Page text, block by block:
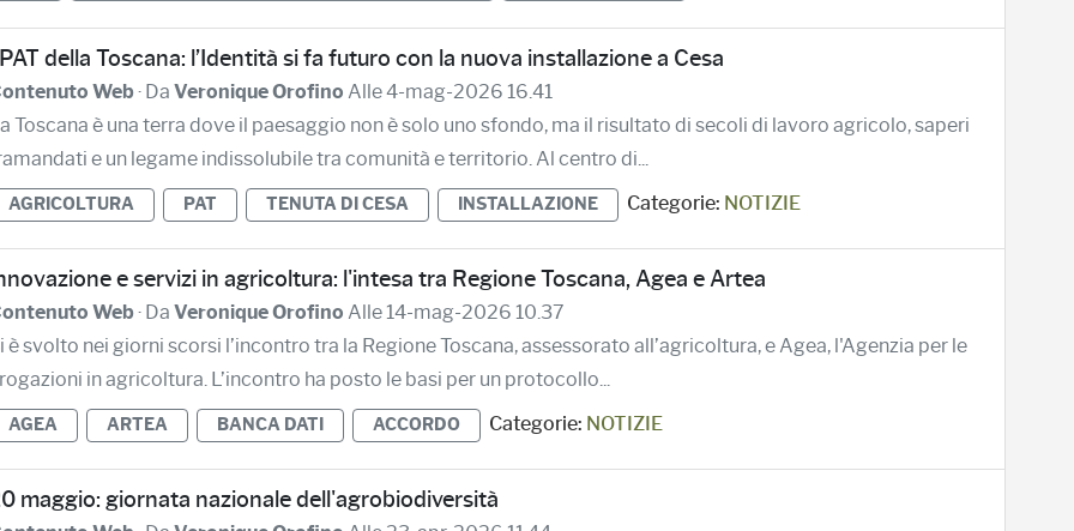
I PAT della Toscana: l’Identità si fa futuro con la nuova installazione a Cesa
Web· Da Veronique Orofino Alle 4-mag-2026 16.41
Toscana è una terra dove il paesaggio non è solo uno sfondo, ma il risultato di secoli di lavoro agricolo, saperi
e un legame indissolubile tra comunità e territorio. Al centro di...
AGRICOLTURA PAT TENUTA DI CESA INSTALLAZIONE Categorie: NOTIZIE
e servizi in agricoltura: l'intesa tra Regione Toscana, Agea e Artea
Web· Da Veronique Orofino Alle 14-mag-2026 10.37
è svolto nei giorni scorsi l’incontro tra la Regione Toscana, assessorato all’agricoltura, e Agea, l'Agenzia per le
in agricoltura. L’incontro ha posto le basi per un protocollo...
AGEA ARTEA BANCA DATI ACCORDO Categorie: NOTIZIE
maggio: giornata nazionale dell'agrobiodiversità